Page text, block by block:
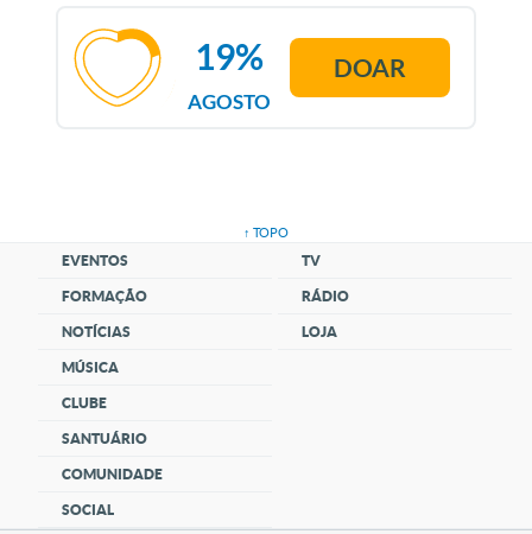
AGOSTO
19% DOAR
↑ TOPO
EVENTOS
FORMAÇÃO
NOTÍCIAS
MÚSICA
CLUBE
SANTUÁRIO
COMUNIDADE
SOCIAL
TV
RÁDIO
LOJA